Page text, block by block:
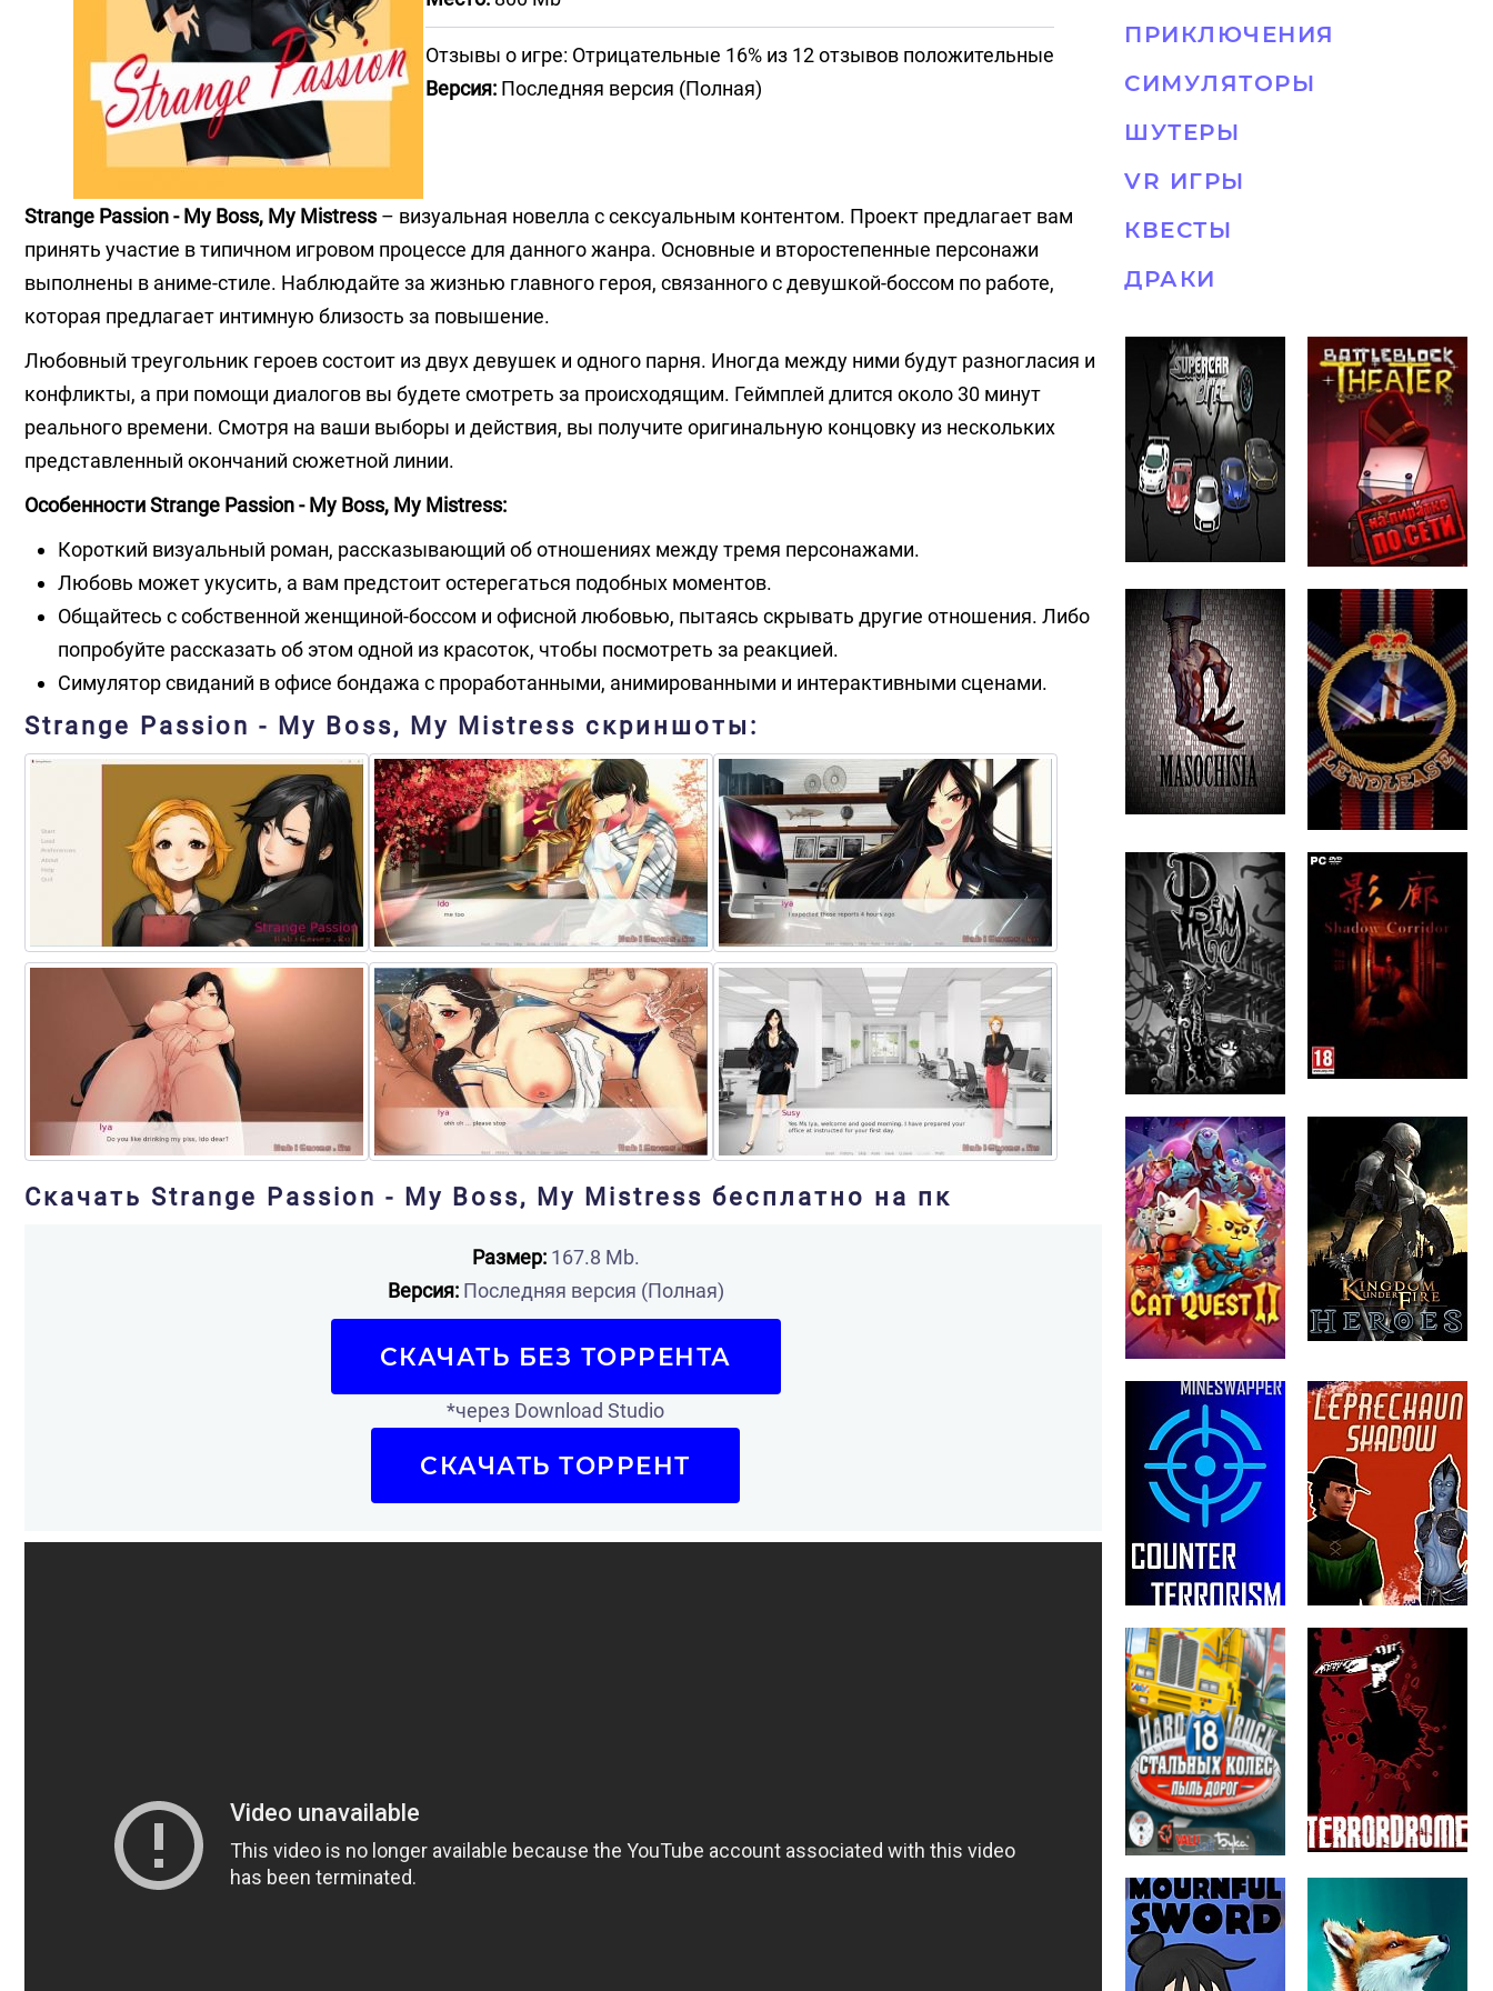
Отзывы о игре: Отрицательные 16% из 12 отзывов положительные
Версия:Последняя версия (Полная)
Strange Passion - My Boss, My Mistress– визуальная новелла с сексуальным контентом. Проект предлагает вам
принять участие в типичном игровом процессе для данного жанра. Основные и второстепенные персонажи
выполнены в аниме-стиле. Наблюдайте за жизнью главного героя, связанного с девушкой-боссом по работе,
которая предлагает интимную близость за повышение.
Любовный треугольник героев состоит из двух девушек и одного парня. Иногда между ними будут разногласия и
конфликты, а при помощи диалогов вы будете смотреть за происходящим. Геймплей длится около 30 минут
реального времени. Смотря на ваши выборы и действия, вы получите оригинальную концовку из нескольких
представленный окончаний сюжетной линии.
Особенности Strange Passion - My Boss, My Mistress:
Короткий визуальный роман, рассказывающий об отношениях между тремя персонажами.
Любовь может укусить, а вам предстоит остерегаться подобных моментов.
Общайтесь с собственной женщиной-боссом и офисной любовью, пытаясь скрывать другие отношения. Либо
попробуйте рассказать об этом одной из красоток, чтобы посмотреть за реакцией.
Симулятор свиданий в офисе бондажа с проработанными, анимированными и интерактивными сценами.
Strange Passion - My Boss, My Mistress скриншоты:
Скачать Strange Passion - My Boss, My Mistress бесплатно на пк
Размер:167.8 Mb.
Версия:Последняя версия (Полная)
СКАЧАТЬ БЕЗ ТОРРЕНТА
*через Download Studio
СКАЧАТЬ ТОРРЕНТ
ПРИКЛЮЧЕНИЯ
СИМУЛЯТОРЫ
ШУТЕРЫ
VR ИГРЫ
КВЕСТЫ
ДРАКИ